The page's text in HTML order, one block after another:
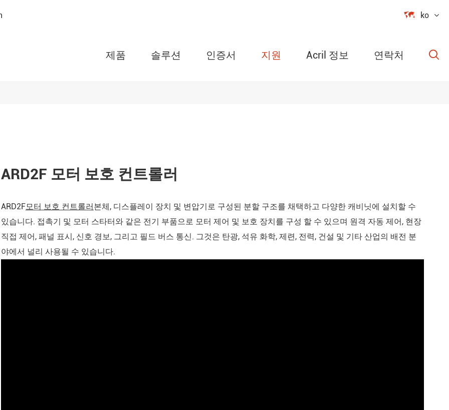
 ko
제품
WHD 시리즈 온도 및 습도 컨트롤
ARTU 시리즈 원격 터미널 단위
ASL 시리즈 스마트 조명 제어 모듈
AM 시리즈 중간 전압 보호 릴레이
솔루션 인증서 지원 Acril 정보 연락처 
ARD2F 모터 보호 컨트롤러
ARD2F모터 보호 컨트롤러본체, 디스플레이 장치 및 변압기로 구성된 분할 구조를 채택하고 다양한 캐비닛에 설치할 수
있습니다. 접촉기 및 모터 스타터와 같은 전기 부품으로 모터 제어 및 보호 장치를 구성 할 수 있으며 원격 자동 제어, 현장
직접 제어, 패널 표시, 신호 경보, 그리고 필드 버스 통신. 그것은 탄광, 석유 화학, 제련, 전력, 건설 및 기타 산업의 배전 분
야에서 널리 사용될 수 있습니다.